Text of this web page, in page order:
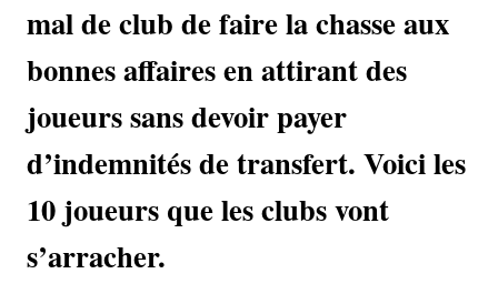
mal de club de faire la chasse aux
bonnes affaires en attirant des
joueurs sans devoir payer
d’indemnités de transfert. Voici les
10 joueurs que les clubs vont
s’arracher.